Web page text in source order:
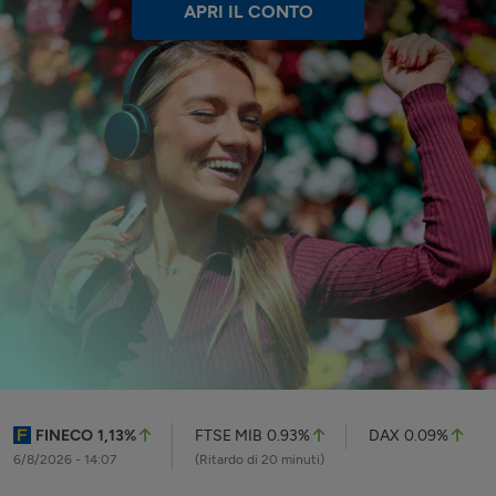
APRI IL CONTO
FINECO 1,13%
6/8/2026 - 14:07
FTSE MIB 0.93%
(Ritardo di 20 minuti)
DAX 0.09%